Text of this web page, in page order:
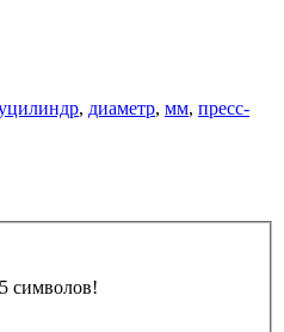
, диаметр, мм, пресс-
символов!